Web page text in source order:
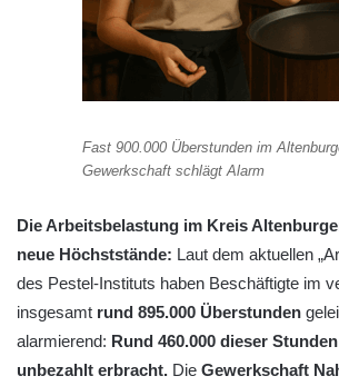
Fast 900.000 Überstunden im
Gewerkschaft schlägt Alarm
Die Arbeitsbelastung im Kreis
neue Höchststände: Laut dem aktuellen
des Pestel-Instituts haben Beschäftigte im
insgesamt rund 895.000 Überstunden
alarmierend: Rund 460.000 dieser
unbezahlt erbracht. Die Gewerkschaft